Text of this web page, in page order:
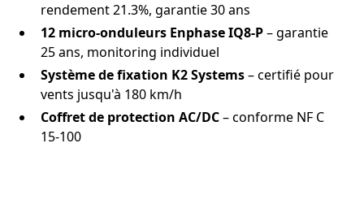
rendement 21.3%, garantie 30 ans
12 micro-onduleurs Enphase IQ8-P– garantie
25 ans, monitoring individuel
Système de fixation K2 Systems– certifié pour
vents jusqu'à 180 km/h
Coffret de protection AC/DC– conforme NF C
15-100